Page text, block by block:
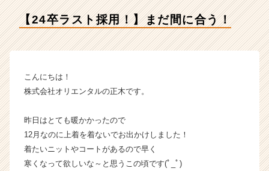
ベ
ン
ャ
長
業
ら
ス
カ
【24卒ラスト採用！】まだ間に合う！
こんにちは！
株式会社オリエンタルの正木です。
昨日はとても暖かかったので
12月なのに上着を着ないでお出かけしました！
着たいニットやコートがあるので早く
寒くなって欲しいな～と思うこの頃です(ﾟ_ﾟ)